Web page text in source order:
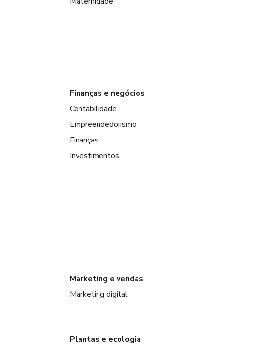
Finanças e negócios
Contabilidade
Empreendedorismo
Finanças
Investimentos
Marketing e vendas
Marketing digital
Plantas e ecologia